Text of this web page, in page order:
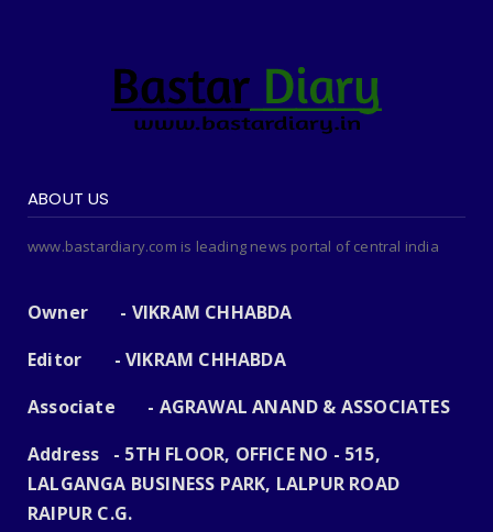
ABOUT US
www.bastardiary.com is leading news portal of central india
Owner - VIKRAM CHHABDA
Editor - VIKRAM CHHABDA
Associate - AGRAWAL ANAND & ASSOCIATES
Address - 5TH FLOOR, OFFICE NO - 515,
LALGANGA BUSINESS PARK, LALPUR ROAD
RAIPUR C.G.